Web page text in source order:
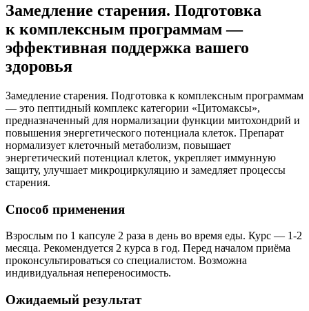
Замедление старения. Подготовка
к комплексным программам —
эффективная поддержка вашего
здоровья
Замедление старения. Подготовка к комплексным программам
— это пептидный комплекс категории «Цитомаксы»,
предназначенный для нормализации функции митохондрий и
повышения энергетического потенциала клеток. Препарат
нормализует клеточный метаболизм, повышает
энергетический потенциал клеток, укрепляет иммунную
защиту, улучшает микроциркуляцию и замедляет процессы
старения.
Способ применения
Взрослым по 1 капсуле 2 раза в день во время еды. Курс — 1-2
месяца. Рекомендуется 2 курса в год. Перед началом приёма
проконсультироваться со специалистом. Возможна
индивидуальная непереносимость.
Ожидаемый результат